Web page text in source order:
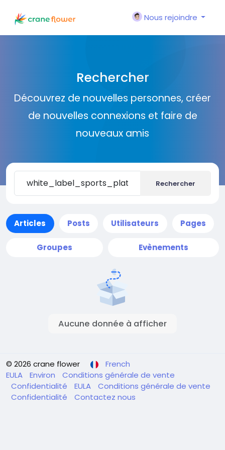
Nous rejoindre
Rechercher
Découvrez de nouvelles personnes, créer
de nouvelles connexions et faire de
nouveaux amis
Rechercher
Articles Posts Utilisateurs Pages
Groupes Evènements
Aucune donnée à afficher
© 2026 crane flower
French
EULA
Environ
Conditions générale de vente
Confidentialité
EULA
Conditions générale de vente
Confidentialité
Contactez nous